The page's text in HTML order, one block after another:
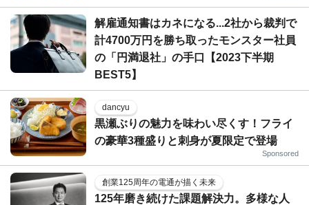
解雇通知書はカネになる...2社から裁判で
計4700万円を勝ち取ったモンスター社員
の「円満退社」の手口【2023下半期
BEST5】
dancyu
黒瀬ぶりの魅力を味わい尽くす！フライ
の豪華3種盛りと刺身が夏限定で登場
Sponsored
創業125周年の電通が描く未来
125年磨き続けた課題解決力。多様な人